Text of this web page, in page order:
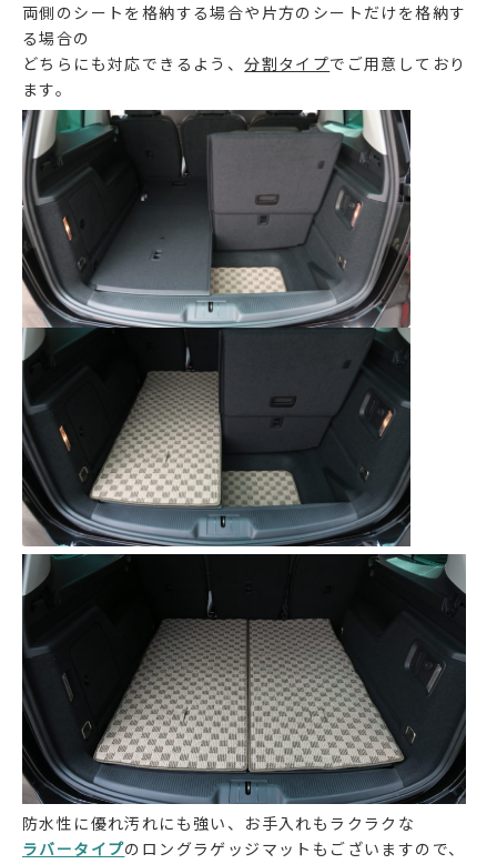
両側のシートを格納する場合や片方のシートだけを格納す
る場合の
どちらにも対応できるよう、分割タイプでご用意しており
ます。
防水性に優れ汚れにも強い、お手入れもラクラクな
ラバータイプのロングラゲッジマットもございますので、